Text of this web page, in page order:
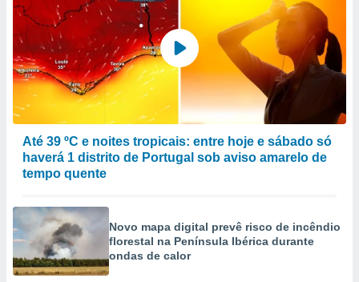
Até 39 ºC e noites tropicais: entre hoje e sábado só
haverá 1 distrito de Portugal sob aviso amarelo de
tempo quente
Novo mapa digital prevê risco de incêndio
florestal na Península Ibérica durante
ondas de calor